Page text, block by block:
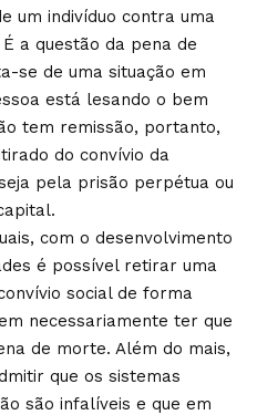
um indivíduo contra uma
a questão da pena de
se de uma situação em
está lesando o bem
tem remissão, portanto,
do convívio da
pela prisão perpétua ou
com o desenvolvimento
é possível retirar uma
social de forma
necessariamente ter que
de morte. Além do mais,
que os sistemas
são infalíveis e que em